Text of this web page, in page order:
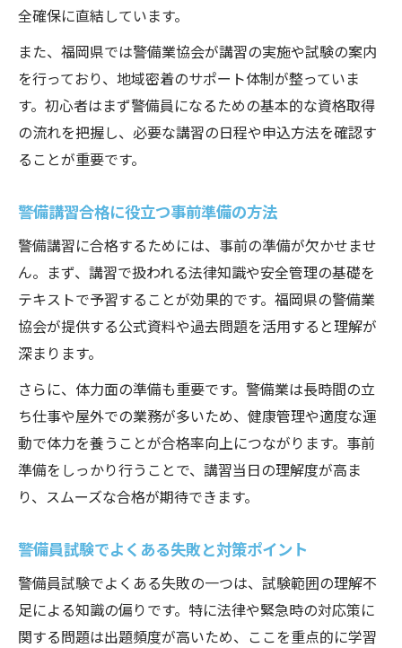
全確保に直結しています。
また、福岡県では警備業協会が講習の実施や試験の案内
を行っており、地域密着のサポート体制が整っていま
す。初心者はまず警備員になるための基本的な資格取得
の流れを把握し、必要な講習の日程や申込方法を確認す
ることが重要です。
警備講習合格に役立つ事前準備の方法
警備講習に合格するためには、事前の準備が欠かせませ
ん。まず、講習で扱われる法律知識や安全管理の基礎を
テキストで予習することが効果的です。福岡県の警備業
協会が提供する公式資料や過去問題を活用すると理解が
深まります。
さらに、体力面の準備も重要です。警備業は長時間の立
ち仕事や屋外での業務が多いため、健康管理や適度な運
動で体力を養うことが合格率向上につながります。事前
準備をしっかり行うことで、講習当日の理解度が高ま
り、スムーズな合格が期待できます。
警備員試験でよくある失敗と対策ポイント
警備員試験でよくある失敗の一つは、試験範囲の理解不
足による知識の偏りです。特に法律や緊急時の対応策に
関する問題は出題頻度が高いため、ここを重点的に学習